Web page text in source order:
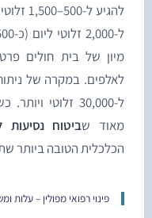
ל-30,000 זלוטי ויותר.
שביטוח נסיעות לחו"ל
הטובה ביותר שתוכלו
פינוי רפואי מפולין – עלות ומשמעות